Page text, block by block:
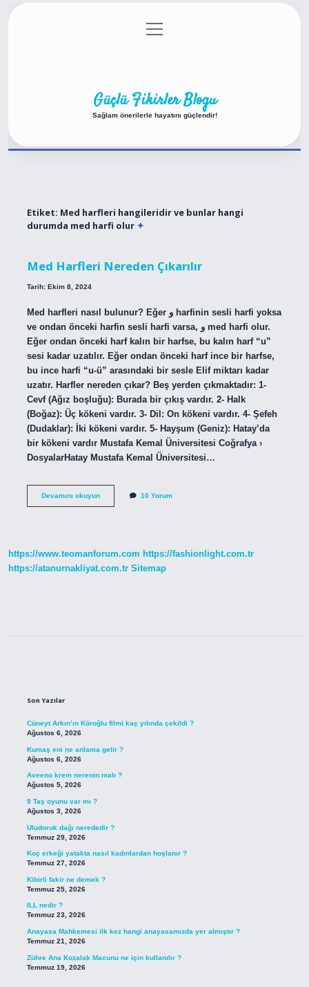
Gizlilik Politikası
menüyü
aç
Güçlü Fikirler Blogu
Sağlam önerilerle hayatını güçlendir!
Etiket: Med harfleri hangileridir ve bunlar hangi
durumda med harfi olur
Med Harfleri Nereden Çıkarılır
Tarih: Ekim 8, 2024
Med harfleri nasıl bulunur? Eğer و harfinin sesli harfi yoksa
ve ondan önceki harfin sesli harfi varsa, و med harfi olur.
Eğer ondan önceki harf kalın bir harfse, bu kalın harf “u”
sesi kadar uzatılır. Eğer ondan önceki harf ince bir harfse,
bu ince harfi “u-ü” arasındaki bir sesle Elif miktarı kadar
uzatır. Harfler nereden çıkar? Beş yerden çıkmaktadır: 1-
Cevf (Ağız boşluğu): Burada bir çıkış vardır. 2- Halk
(Boğaz): Üç kökeni vardır. 3- Dil: On kökeni vardır. 4- Şefeh
(Dudaklar): İki kökeni vardır. 5- Hayşum (Geniz): Hatay’da
bir kökeni vardır Mustafa Kemal Üniversitesi Coğrafya ›
DosyalarHatay Mustafa Kemal Üniversitesi…
Devamını okuyunMed
10 Yorum
https://www.teomanforum.com https://fashionlight.com.tr
https://atanurnakliyat.com.tr Sitemap
Son Yazılar
Cüneyt Arkın’ın Köroğlu filmi kaç yılında çekildi ?
Ağustos 6, 2026
Kumaş eni ne anlama gelir ?
Ağustos 6, 2026
Aveeno krem nerenin malı ?
Ağustos 5, 2026
9 Taş oyunu var mı ?
Ağustos 3, 2026
Uludoruk dağı nerededir ?
Temmuz 29, 2026
Koç erkeği yatakta nasıl kadınlardan hoşlanır ?
Temmuz 27, 2026
Kibirli fakir ne demek ?
Temmuz 25, 2026
ILL nedir ?
Temmuz 23, 2026
Anayasa Mahkemesi ilk kez hangi anayasamızda yer almıştır ?
Temmuz 21, 2026
Zühre Ana Kozalak Macunu ne için kullanılır ?
Temmuz 19, 2026